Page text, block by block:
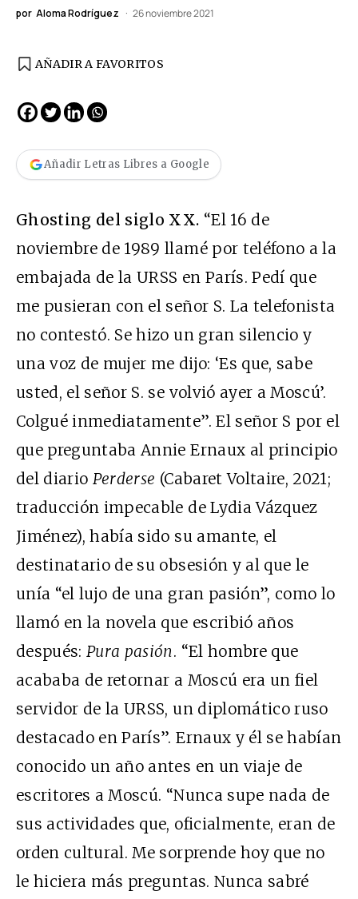
por Aloma Rodríguez 26 noviembre 2021
AÑADIR A FAVORITOS
Añadir Letras Libres a Google
Ghosting del siglo XX. “El 16 de
noviembre de 1989 llamé por teléfono a la
embajada de la URSS en París. Pedí que
me pusieran con el señor S. La telefonista
no contestó. Se hizo un gran silencio y
una voz de mujer me dijo: ‘Es que, sabe
usted, el señor S. se volvió ayer a Moscú’.
Colgué inmediatamente”. El señor S por el
que preguntaba Annie Ernaux al principio
del diario Perderse (Cabaret Voltaire, 2021;
traducción impecable de Lydia Vázquez
Jiménez), había sido su amante, el
destinatario de su obsesión y al que le
unía “el lujo de una gran pasión”, como lo
llamó en la novela que escribió años
después: Pura pasión. “El hombre que
acababa de retornar a Moscú era un fiel
servidor de la URSS, un diplomático ruso
destacado en París”. Ernaux y él se habían
conocido un año antes en un viaje de
escritores a Moscú. “Nunca supe nada de
sus actividades que, oficialmente, eran de
orden cultural. Me sorprende hoy que no
le hiciera más preguntas. Nunca sabré